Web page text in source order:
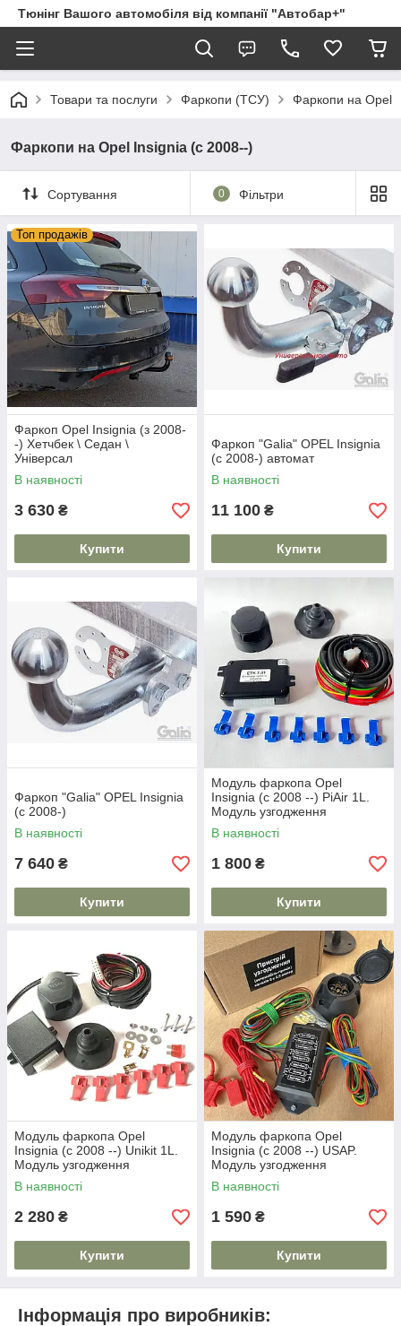
Тюнінг Вашого автомобіля від компанії "Автобар+"
Товари та послуги Фаркопи (ТСУ) Фаркопи на Opel
Фаркопи на Opel Insignia (c 2008--)
Сортування 0 Фільтри
Топ продажів
Фаркоп Opel Insignia (з 2008-
-) Хетчбек \ Седан \
Універсал
В наявності
3 630 ₴
Купити
Фаркоп "Galia" OPEL Insignia
(c 2008-) автомат
В наявності
11 100 ₴
Купити
Фаркоп "Galia" OPEL Insignia
(c 2008-)
В наявності
7 640 ₴
Купити
Модуль фаркопа Opel
Insignia (c 2008 --) PiAir 1L.
Модуль узгодження
В наявності
1 800 ₴
Купити
Модуль фаркопа Opel
Insignia (c 2008 --) Unikit 1L.
Модуль узгодження
В наявності
2 280 ₴
Купити
Модуль фаркопа Opel
Insignia (c 2008 --) USAP.
Модуль узгодження
В наявності
1 590 ₴
Купити
Інформація про виробників: